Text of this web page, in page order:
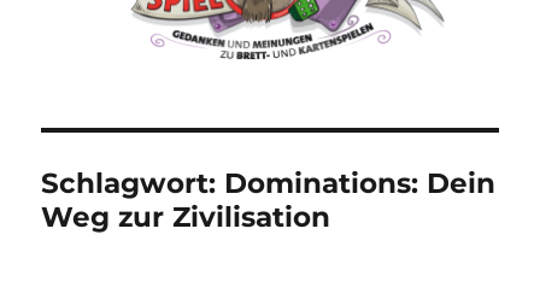
Schlagwort: Dominations: Dein
Weg zur Zivilisation